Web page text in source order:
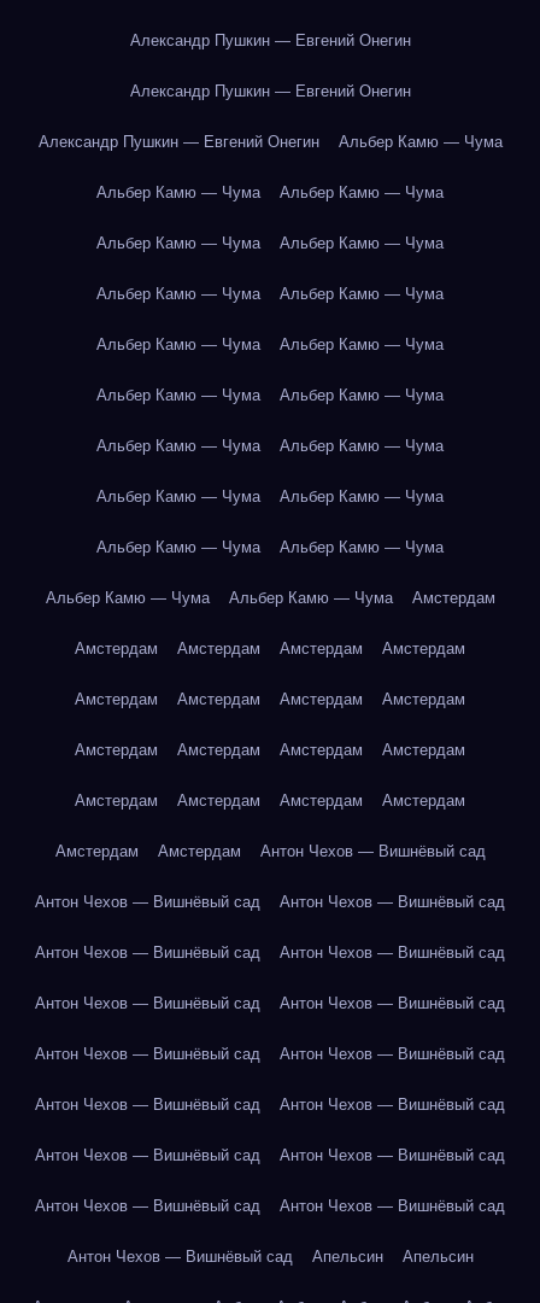
Александр Пушкин — Евгений Онегин
Александр Пушкин — Евгений Онегин
Александр Пушкин — Евгений Онегин Альбер Камю — Чума
Альбер Камю — Чума Альбер Камю — Чума
Альбер Камю — Чума Альбер Камю — Чума
Альбер Камю — Чума Альбер Камю — Чума
Альбер Камю — Чума Альбер Камю — Чума
Альбер Камю — Чума Альбер Камю — Чума
Альбер Камю — Чума Альбер Камю — Чума
Альбер Камю — Чума Альбер Камю — Чума
Альбер Камю — Чума Альбер Камю — Чума
Альбер Камю — Чума Альбер Камю — Чума Амстердам
Амстердам Амстердам Амстердам Амстердам
Амстердам Амстердам Амстердам Амстердам
Амстердам Амстердам Амстердам Амстердам
Амстердам Амстердам Амстердам Амстердам
Амстердам Амстердам Антон Чехов — Вишнёвый сад
Антон Чехов — Вишнёвый сад Антон Чехов — Вишнёвый сад
Антон Чехов — Вишнёвый сад Антон Чехов — Вишнёвый сад
Антон Чехов — Вишнёвый сад Антон Чехов — Вишнёвый сад
Антон Чехов — Вишнёвый сад Антон Чехов — Вишнёвый сад
Антон Чехов — Вишнёвый сад Антон Чехов — Вишнёвый сад
Антон Чехов — Вишнёвый сад Антон Чехов — Вишнёвый сад
Антон Чехов — Вишнёвый сад Антон Чехов — Вишнёвый сад
Антон Чехов — Вишнёвый сад Апельсин Апельсин